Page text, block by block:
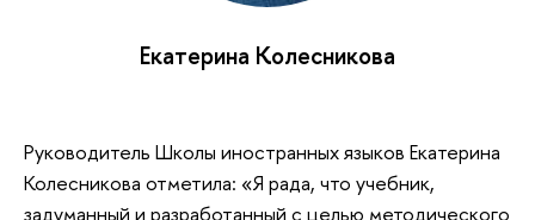
Екатерина Колесникова
Руководитель Школы иностранных языков Екатерина
Колесникова отметила: «Я рада, что учебник,
задуманный и разработанный с целью методического